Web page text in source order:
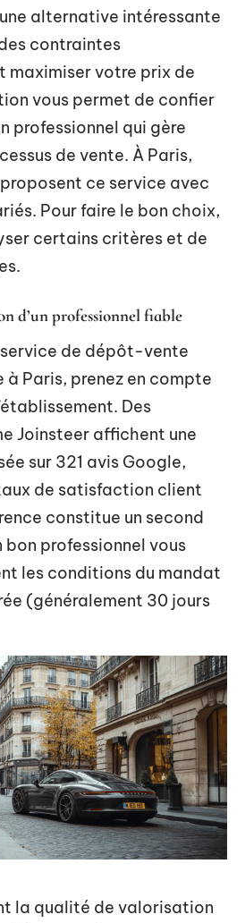
alternative intéressante
contraintes
maximiser votre prix de
vous permet de confier
professionnel qui gère
de vente. À Paris,
ce service avec
Pour faire le bon choix,
certains critères et de
d’un professionnel fiable
de dépôt-vente
Paris, prenez en compte
Des
Joinsteer affichent une
sur 321 avis Google,
de satisfaction client
constitue un second
bon professionnel vous
les conditions du mandat
(généralement 30 jours
la qualité de valorisation